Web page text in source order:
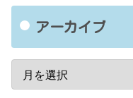
アーカイブ